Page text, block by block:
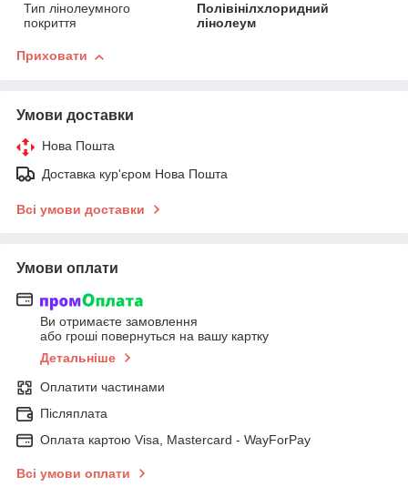
Тип лінолеумного
покриття
Полівінілхлоридний
лінолеум
Приховати
Умови доставки
Нова Пошта
Доставка кур'єром Нова Пошта
Всі умови доставки
Умови оплати
Ви отримаєте замовлення
або гроші повернуться на вашу картку
Детальніше
Оплатити частинами
Післяплата
Оплата картою Visa, Mastercard - WayForPay
Всі умови оплати